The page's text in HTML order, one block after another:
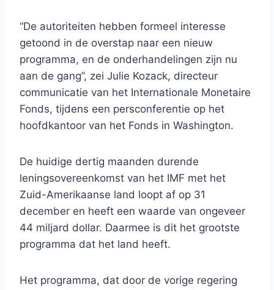
“De autoriteiten hebben formeel interesse
getoond in de overstap naar een nieuw
programma, en de onderhandelingen zijn nu
aan de gang”, zei Julie Kozack, directeur
communicatie van het Internationale Monetaire
Fonds, tijdens een persconferentie op het
hoofdkantoor van het Fonds in Washington.
De huidige dertig maanden durende
leningsovereenkomst van het IMF met het
Zuid-Amerikaanse land loopt af op 31
december en heeft een waarde van ongeveer
44 miljard dollar. Daarmee is dit het grootste
programma dat het land heeft.
Het programma, dat door de vorige regering